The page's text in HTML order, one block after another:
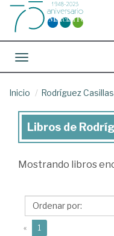
Toggle navigation
Inicio Rodríguez
Libros
Rodríguez
Carlos
J.
Libros de
Mostrando libros
« 1